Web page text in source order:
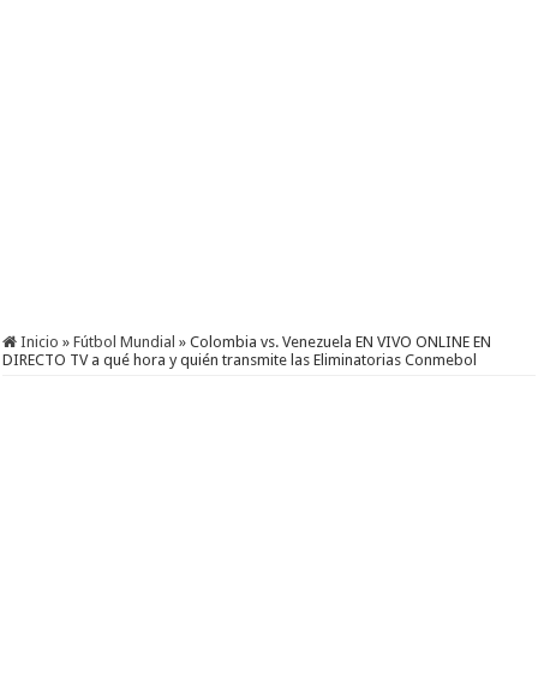
Inicio » Fútbol Mundial » Colombia vs. Venezuela EN VIVO ONLINE EN
DIRECTO TV a qué hora y quién transmite las Eliminatorias Conmebol